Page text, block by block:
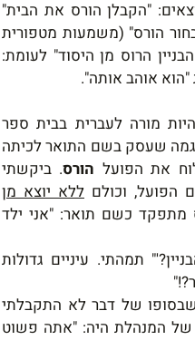
"הקבלן הורס את הבית"
הורס" (משמעות מטפורית
הרוס מן היסוד" לעומת:
אוהב אותה".
מורה לעברית בבית ספר
שעסק בשם התואר לכיתה
את הפועל הורס. ביקשתי
הפועל, וכולם ללא יוצא מן
כשם תואר: "אני ילד
תמהתי. עיניים גדולות
של דבר לא התקבלתי
של המנהלת היה: "אתה פשוט